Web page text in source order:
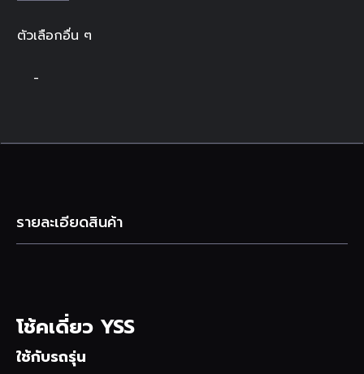
ตัวเลือกอื่น ๆ
-
รายละเอียดสินค้า
โช้คเดี่ยว YSS
ใช้กับรถรุ่น